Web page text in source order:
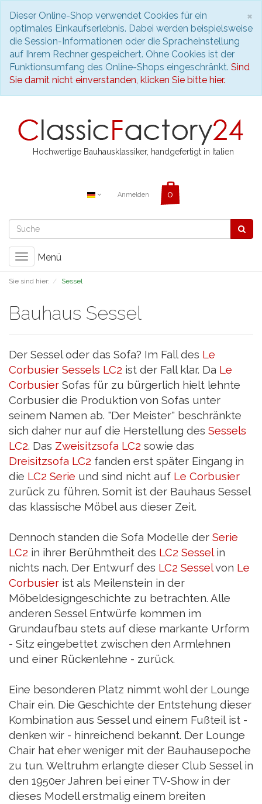
×
Dieser Online-Shop verwendet Cookies für ein
optimales Einkaufserlebnis. Dabei werden beispielsweise
die Session-Informationen oder die Spracheinstellung
auf Ihrem Rechner gespeichert. Ohne Cookies ist der
Funktionsumfang des Online-Shops eingeschränkt. Sind
Sie damit nicht einverstanden, klicken Sie bitte hier.
Hochwertige Bauhausklassiker, handgefertigt in Italien
Anmelden
Toggle
Menü
Sie sind hier: Sessel
Bauhaus Sessel
Der Sessel oder das Sofa? Im Fall des Le
Corbusier Sessels LC2 ist der Fall klar. Da Le
Corbusier Sofas für zu bürgerlich hielt lehnte
Corbusier die Produktion von Sofas unter
seinem Namen ab. "Der Meister" beschränkte
sich daher nur auf die Herstellung des Sessels
LC2. Das Zweisitzsofa LC2 sowie das
Dreisitzsofa LC2 fanden erst später Eingang in
die LC2 Serie und sind nicht auf Le Corbusier
zurück zu führen. Somit ist der Bauhaus Sessel
das klassische Möbel aus dieser Zeit.
Dennoch standen die Sofa Modelle der Serie
LC2 in ihrer Berühmtheit des LC2 Sesselin
nichts nach. Der Entwurf des LC2 Sesselvon Le
Corbusier ist als Meilenstein in der
Möbeldesigngeschichte zu betrachten. Alle
anderen Sessel Entwürfe kommen im
Grundaufbau stets auf diese markante Urform
- Sitz eingebettet zwischen den Armlehnen
und einer Rückenlehne - zurück.
Eine besonderen Platz nimmt wohl der Lounge
Chair ein. Die Geschichte der Entstehung dieser
Kombination aus Sessel und einem Fußteil ist -
denken wir - hinreichend bekannt. Der Lounge
Chair hat eher weniger mit der Bauhausepoche
zu tun. Weltruhm erlangte dieser Club Sessel in
den 1950er Jahren bei einer TV-Show in der
dieses Modell erstmalig einem breiten